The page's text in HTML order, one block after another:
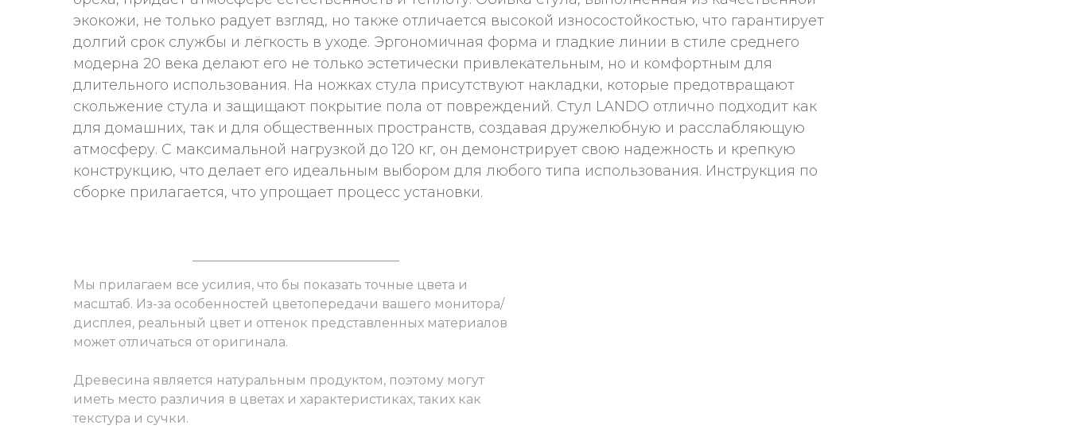
экокожи, не только радует взгляд, но также отличается высокой износостойкостью, что гарантирует
долгий срок службы и лёгкость в уходе. Эргономичная форма и гладкие линии в стиле среднего
модерна 20 века делают его не только эстетически привлекательным, но и комфортным для
длительного использования. На ножках стула присутствуют накладки, которые предотвращают
скольжение стула и защищают покрытие пола от повреждений. Стул LANDO отлично подходит как
для домашних, так и для общественных пространств, создавая дружелюбную и расслабляющую
атмосферу. С максимальной нагрузкой до 120 кг, он демонстрирует свою надежность и крепкую
конструкцию, что делает его идеальным выбором для любого типа использования. Инструкция по
сборке прилагается, что упрощает процесс установки.
Мы прилагаем все усилия, что бы показать точные цвета и
масштаб. Из-за особенностей цветопередачи вашего монитора/
дисплея, реальный цвет и оттенок представленных материалов
может отличаться от оригинала.
Древесина является натуральным продуктом, поэтому могут
иметь место различия в цветах и характеристиках, таких как
текстура и сучки.